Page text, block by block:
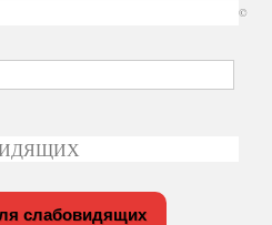
слабовидящих
©